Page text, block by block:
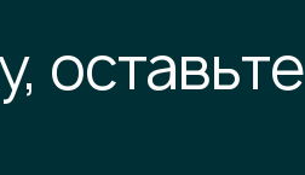
оставьте